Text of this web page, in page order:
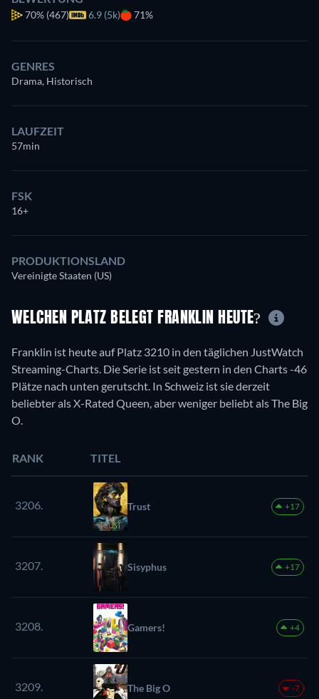
70% (467) 6.9 (5k) 71%
GENRES
Drama, Historisch
LAUFZEIT
57min
FSK
16+
PRODUKTIONSLAND
Vereinigte Staaten (US)
WELCHEN PLATZ BELEGT FRANKLIN HEUTE?
Franklin ist heute auf Platz 3210 in den täglichen JustWatch
Streaming-Charts. Die Serie ist seit gestern in den Charts -46
Plätze nach unten gerutscht. In Schweiz ist sie derzeit
beliebter als X-Rated Queen, aber weniger beliebt als The Big
O.
RANK TITEL
3206. Trust +17
3207. Sisyphus +17
3208. Gamers! +4
3209. The Big O -7